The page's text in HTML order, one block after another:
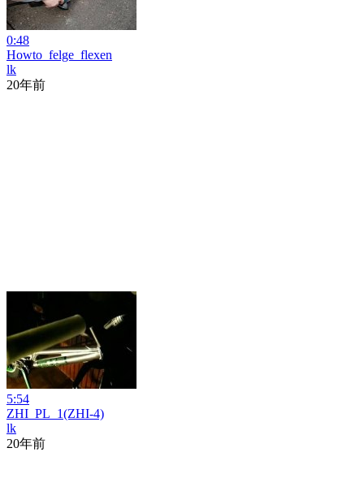
0:48
Howto_felge_flexen
lk
20年前
5:54
ZHI_PL_1(ZHI-4)
lk
20年前